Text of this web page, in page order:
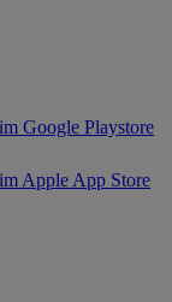
Google Playstore
Apple App Store